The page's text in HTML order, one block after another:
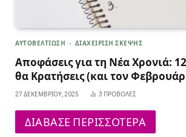
ΑΥΤΟΒΕΛΤΙΩΣΗ ΔΙΑΧΕΙΡΙΣΗ ΣΚΕΨΗΣ
Αποφάσεις για τη Νέα Χρονιά:
θα Κρατήσεις (και τον
27 ΔΕΚΕΜΒΡΊΟΥ, 2025 3 ΠΡΟΒΟΛΈΣ
ΔΙΑΒΑΣΕ ΠΕΡΙΣΣΟΤΕΡΑ